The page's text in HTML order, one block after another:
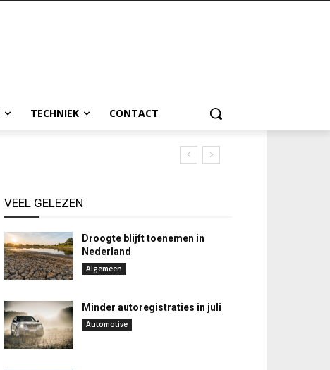
TECHNIEK CONTACT
VEEL GELEZEN
Droogte blijft toenemen in
Nederland
Algemeen
Minder autoregistraties in juli
Automotive